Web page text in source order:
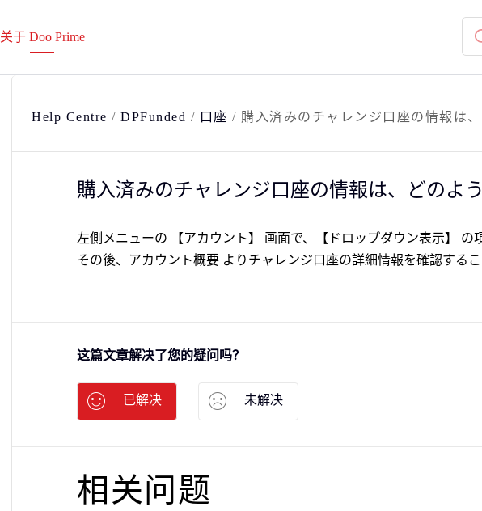
关于 Doo Prime
Help Centre / DPFunded / 口座 / 購入済みのチャレンジ口座の情報は
購入済みのチャレンジ口座の情報は、どのよ
左側メニューの 【アカウント】 画面で、【ドロップダウン表示】 の
その後、アカウント概要 よりチャレンジ口座の詳細情報を確認するこ
这篇文章解决了您的疑问吗？
已解决 未解决
相关问题